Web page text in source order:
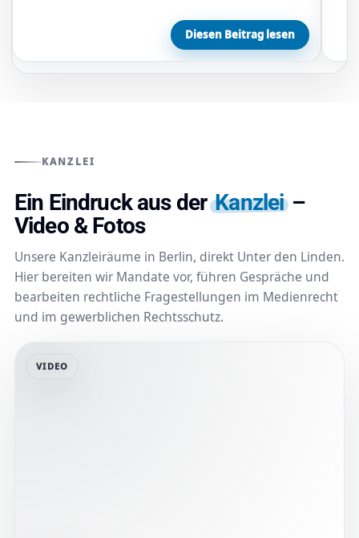
Diesen Beitrag lesen
KANZLEI
Ein Eindruck aus derKanzlei–
Video & Fotos
Unsere Kanzleiräume in Berlin, direkt Unter den Linden.
Hier bereiten wir Mandate vor, führen Gespräche und
bearbeiten rechtliche Fragestellungen im Medienrecht
und im gewerblichen Rechtsschutz.
VIDEO